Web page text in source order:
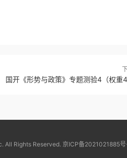
国开《形势与政策》专题测验4（权重
All Rights Reserved.京ICP备2021021885号